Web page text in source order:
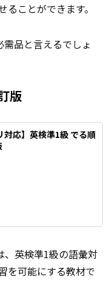
ことができます。
需品と言えるでしょ
版
対応】英検準1級 でる順
、英検準1級の語彙対
を可能にする教材で